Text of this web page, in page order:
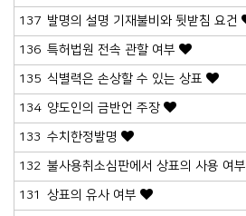
137 발명의 설명 기재불비와 뒷받침 요건
136 특허법원 전속 관할 여부
135 식별력은 손상할 수 있는 상표
134 양도인의 금반언 주장
133 수치한정발명
132 불사용취소심판에서 상표의 사용 여부
131
상표의 유사 여부